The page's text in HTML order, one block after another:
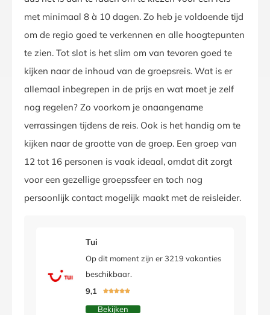
met minimaal 8 à 10 dagen. Zo heb je voldoende tijd
om de regio goed te verkennen en alle hoogtepunten
te zien. Tot slot is het slim om van tevoren goed te
kijken naar de inhoud van de groepsreis. Wat is er
allemaal inbegrepen in de prijs en wat moet je zelf
nog regelen? Zo voorkom je onaangename
verrassingen tijdens de reis. Ook is het handig om te
kijken naar de grootte van de groep. Een groep van
12 tot 16 personen is vaak ideaal, omdat dit zorgt
voor een gezellige groepssfeer en toch nog
persoonlijk contact mogelijk maakt met de reisleider.
Tui
Op dit moment zijn er 3219 vakanties
beschikbaar.
9,1

Bekijken